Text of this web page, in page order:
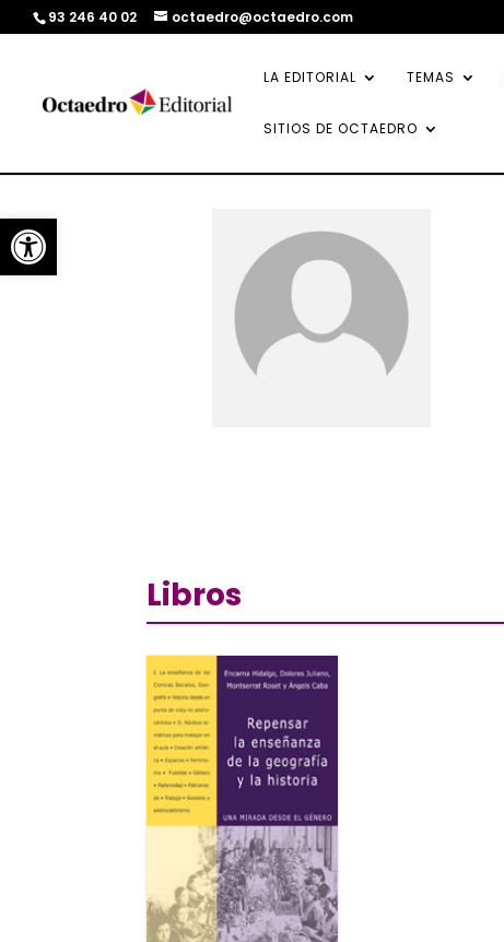
Abrir barra de herramientas
93 246 40 02 octaedro@octaedro.com
LA EDITORIAL TEMAS
SITIOS DE OCTAEDRO
Libros